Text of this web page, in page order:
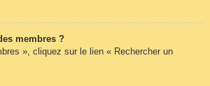
membres ?
», cliquez sur le lien « Rechercher un